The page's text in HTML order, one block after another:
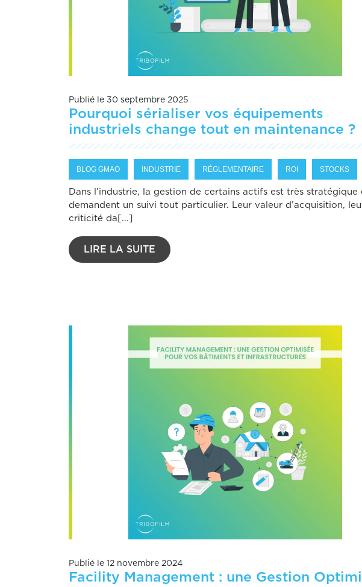
Publié le 30 septembre 2025
Pourquoi sérialiser vos équipements
industriels change tout en maintenance ?
BLOG GMAO INDUSTRIE RÉGLEMENTAIRE ROI STOCKS
Dans l’industrie, la gestion de certains actifs est très stratégique
demandent un suivi tout particulier. Leur valeur d’acquisition,
criticité da[...]
LIRE LA SUITE
Publié le 12 novembre 2024
Facility Management : une Gestion